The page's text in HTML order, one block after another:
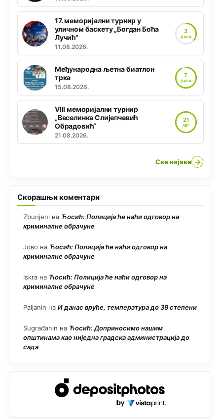
17. меморијални турнир у
уличном баскету „Богдан Боћа
Лучић“
11.08.2026.
3
ДАНА
Међународна љетна биатлон
трка
15.08.2026.
7
ДАНА
VIII меморијални турнир
„Веселинка Слијепчевић
Обрадовић“
21.08.2026.
21
АВГ
Све најаве →
Скорашњи коментари
Zbunjeni на Ћосић: Полиција ће наћи одговор на
криминалне обрачуне
Јово на Ћосић: Полиција ће наћи одговор на
криминалне обрачуне
Iskra на Ћосић: Полиција ће наћи одговор на
криминалне обрачуне
Paljanin на И данас вруће, температура до 39 степени
Sugrađanin на Ћосић: Доприносимо нашим
општинама као ниједна градска администрација до
сада